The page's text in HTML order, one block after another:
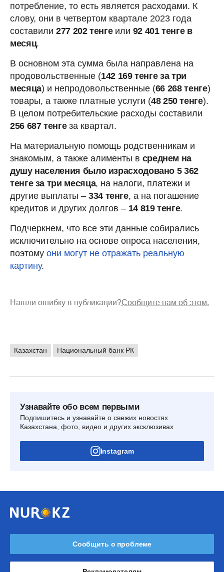
потребление, то есть является расходами. К
слову, они в четвертом квартале 2023 года
составили 277 202 тенге или 92 401 тенге в
месяц.
В основном эта сумма была направлена на
продовольственные (142 169 тенге за три
месяца) и непродовольственные (66 268 тенге)
товары, а также платные услуги (48 250 тенге).
В целом потребительские расходы составили
256 687 тенгеза квартал.
На материальную помощь родственникам и
знакомым, а также алименты в среднем на
душу населения было израсходовано 5 362
тенге за три месяца, на налоги, платежи и
другие выплаты – 334 тенге, а на погашение
кредитов и других долгов – 14 819 тенге.
Подчеркнем, что все эти данные собирались
исключительно на основе опроса населения,
поэтому они могут не отражать реальную
картину.
Нашли ошибку в публикации?Сообщите нам об этом.
Казахстан Национальный банк РК
Узнавайте обо всем первыми
Подпишитесь и узнавайте о свежих новостях
Казахстана, фото, видео и других эксклюзивах
Instagram
Сообщить о проблеме